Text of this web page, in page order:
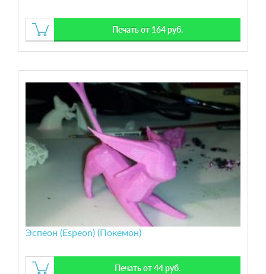
Печать от 164 руб.
Эспеон (Espeon) (Покемон)
Печать от 44 руб.